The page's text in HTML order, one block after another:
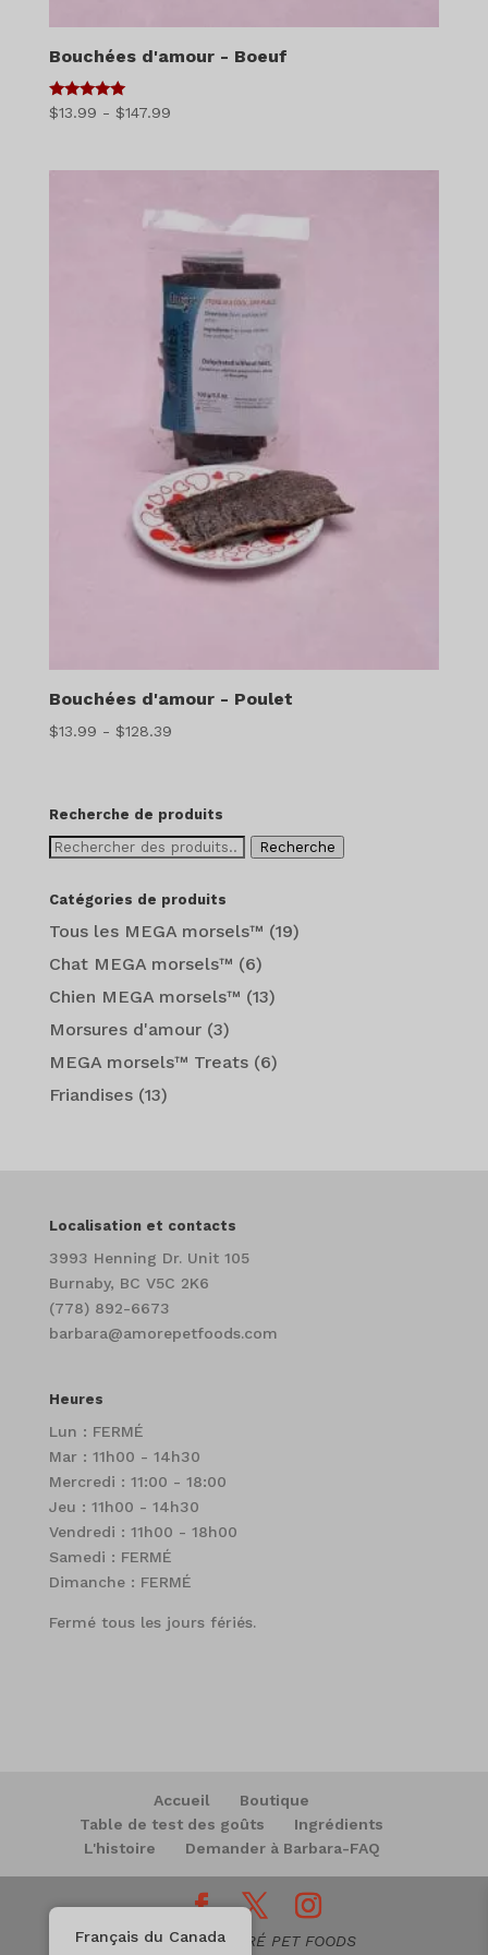
Bouchées d'amour - Boeuf
5
sur 5
$13.99 - $147.99Gamme
$13.99
$147.99
Bouchées d'amour - Poulet
$13.99 - $128.39Gamme
à
Recherche de produits
Recherche
:
Recherche
Catégories de produits
Tous les MEGA morsels™ (19)
Chat MEGA morsels™ (6)
Chien MEGA morsels™ (13)
Morsures d'amour (3)
MEGA morsels™ Treats (6)
Friandises (13)
Localisation et contacts
3993 Henning Dr. Unit 105
Burnaby, BC V5C 2K6
(778) 892-6673
barbara@amorepetfoods.com
Heures
Lun : FERMÉ
Mar : 11h00 - 14h30
Mercredi : 11:00 - 18:00
Jeu : 11h00 - 14h30
Vendredi : 11h00 - 18h00
Samedi : FERMÉ
Dimanche : FERMÉ
Fermé tous les jours fériés.
Accueil
Boutique
Table de test des goûts
Ingrédients
L'histoire
Demander à Barbara-FAQ
2019-2025 AMORÉ PET FOODS
Français du Canada